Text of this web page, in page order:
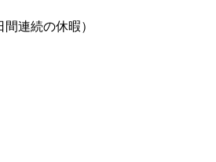
連続の休暇）